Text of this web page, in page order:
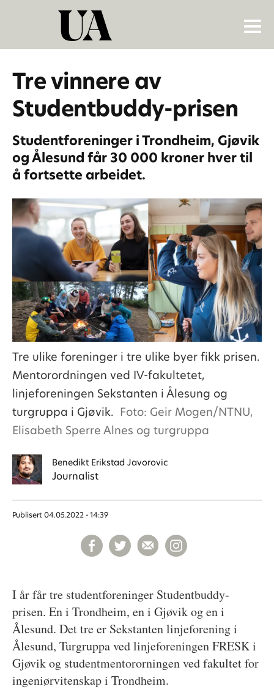
Tre vinnere av
Studentbuddy-prisen
Studentforeninger i Trondheim, Gjøvik
og Ålesund får 30 000 kroner hver til
å fortsette arbeidet.
Tre ulike foreninger i tre ulike byer fikk prisen.
Mentorordningen ved IV-fakultetet,
linjeforeningen Sekstanten i Ålesung og
turgruppa i Gjøvik. Foto: Geir Mogen/NTNU,
Elisabeth Sperre Alnes og turgruppa
Benedikt Erikstad Javorovic
Journalist
Publisert 04.05.2022 - 14:39
I år får tre studentforeninger Studentbuddy-
prisen. En i Trondheim, en i Gjøvik og en i
Ålesund. Det tre er Sekstanten linjeforening i
Ålesund, Turgruppa ved linjeforeningen FRESK i
Gjøvik og studentmentororningen ved fakultet for
ingeniørvitenskap i Trondheim.